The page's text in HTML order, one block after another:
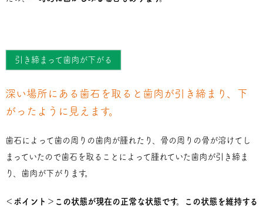
引き締まって歯肉が下がる
深い場所にある歯石を取ると歯肉が引き締まり、下
がったように見えます。
歯石によって歯の周りの歯肉が腫れたり、骨の周りの骨が溶けてし
まっていたので歯石を取ることによって腫れていた歯肉が引き締ま
り、歯肉が下がります。
＜ポイント＞この状態が現在の正常な状態です。この状態を維持する